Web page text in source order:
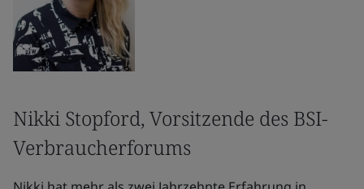
Nikki Stopford, Vorsitzende des BSI-
Verbraucherforums